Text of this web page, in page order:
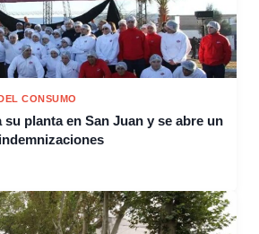
CONSUMO
su planta en San Juan y se abre un